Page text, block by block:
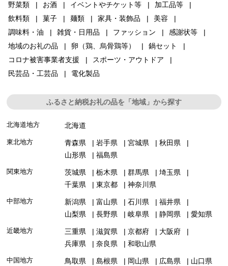
野菜類
お酒 イベントやチケット等
加工品等
飲料類
菓子 麺類 家具・装飾品
美容
調味料・油
雑貨・日用品 ファッション
感謝状等
地域のお礼の品
卵（鶏、烏骨鶏等）
鍋セット
コロナ被害事業者支援
スポーツ・アウトドア
民芸品・工芸品
電化製品
ふるさと納税お礼の品を「地域」から探す
北海道地方 北海道
東北地方 青森県 岩手県 宮城県
秋田県
山形県
福島県
関東地方 茨城県 栃木県 群馬県
埼玉県
千葉県
東京都 神奈川県
中部地方 新潟県 富山県 石川県
福井県
山梨県
長野県 岐阜県 静岡県 愛知県
近畿地方 三重県 滋賀県 京都府
大阪府
兵庫県
奈良県 和歌山県
中国地方 鳥取県 島根県 岡山県 広島県 山口県